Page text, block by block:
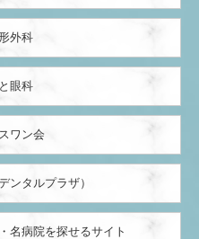
外科
眼科
ワン会
ンタルプラザ）
名病院を探せるサイト